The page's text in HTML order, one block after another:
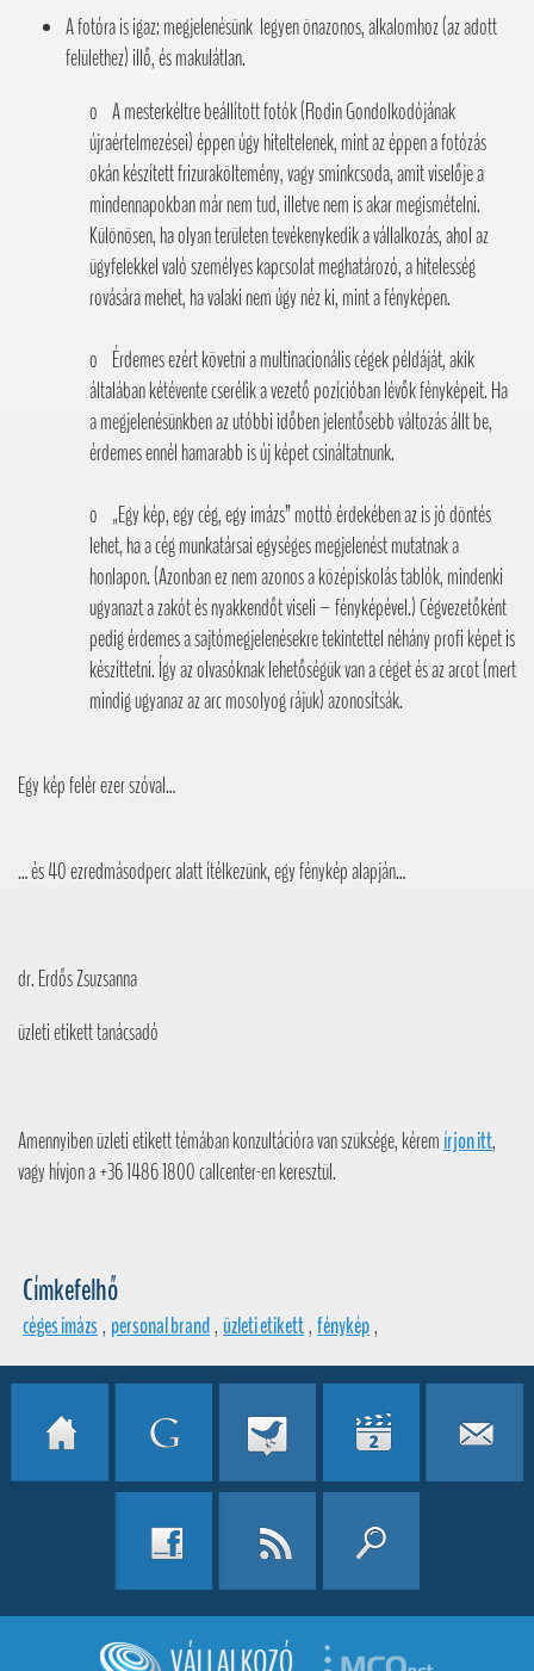
A fotóra is igaz: megjelenésünk legyen önazonos, alkalomhoz (az adott
felülethez) illő, és makulátlan.
o A mesterkéltre beállított fotók (Rodin Gondolkodójának
újraértelmezései) éppen úgy hiteltelenek, mint az éppen a fotózás
okán készített frizuraköltemény, vagy sminkcsoda, amit viselője a
mindennapokban már nem tud, illetve nem is akar megismételni.
Különösen, ha olyan területen tevékenykedik a vállalkozás, ahol az
ügyfelekkel való személyes kapcsolat meghatározó, a hitelesség
rovására mehet, ha valaki nem úgy néz ki, mint a fényképen.
o Érdemes ezért követni a multinacionális cégek példáját, akik
általában kétévente cserélik a vezető pozícióban lévők fényképeit. Ha
a megjelenésünkben az utóbbi időben jelentősebb változás állt be,
érdemes ennél hamarabb is új képet csináltatnunk.
o „Egy kép, egy cég, egy imázs” mottó érdekében az is jó döntés
lehet, ha a cég munkatársai egységes megjelenést mutatnak a
honlapon. (Azonban ez nem azonos a középiskolás tablók, mindenki
ugyanazt a zakót és nyakkendőt viseli – fényképével.) Cégvezetőként
pedig érdemes a sajtómegjelenésekre tekintettel néhány profi képet is
készíttetni. Így az olvasóknak lehetőségük van a céget és az arcot (mert
mindig ugyanaz az arc mosolyog rájuk) azonosítsák.
Egy kép felér ezer szóval…
… és 40 ezredmásodperc alatt ítélkezünk, egy fénykép alapján…
dr. Erdős Zsuzsanna
üzleti etikett tanácsadó
Amennyiben üzleti etikett témában konzultációra van szüksége, kéremírjon itt,
vagy hívjon a +36 1486 1800 callcenter-en keresztül.
Címkefelhő
céges imázs, personal brand,üzleti etikett,fénykép,